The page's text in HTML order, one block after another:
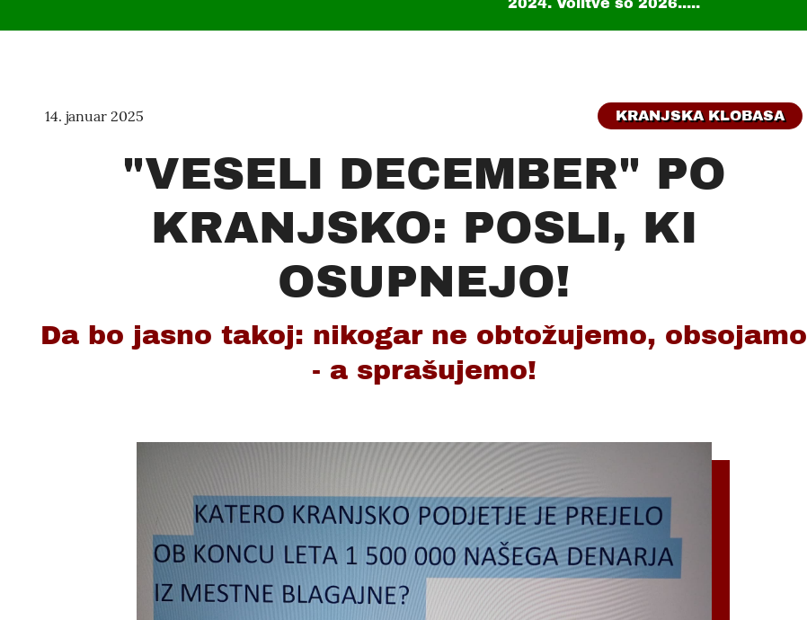
2024. Volitve so 2026.....
14. januar 2025 KRANJSKA KLOBASA
"VESELI DECEMBER" PO
KRANJSKO: POSLI, KI
OSUPNEJO!
Da bo jasno takoj: nikogar ne obtožujemo, obsojamo
- a sprašujemo!